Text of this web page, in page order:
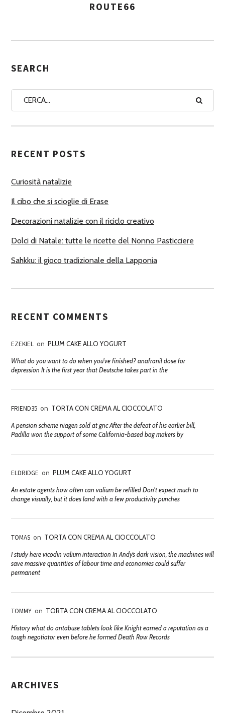
S
G
A
U
O
I
ROUTE66
SEARCH
RECENT POSTS
Curiosità natalizie
Il cibo che si scioglie di Erase
Decorazioni natalizie con il riciclo creativo
Dolci di Natale: tutte le ricette del Nonno Pasticciere
Sahkku: il gioco tradizionale della Lapponia
RECENT COMMENTS
EZEKIEL on PLUM CAKE ALLO YOGURT
What do you want to do when you've finished? anafranil dose for
depression It is the first year that Deutsche takes part in the
FRIEND35 on TORTA CON CREMA AL CIOCCOLATO
A pension scheme niagen sold at gnc After the defeat of his earlier bill,
Padilla won the support of some California-based bag makers by
ELDRIDGE on PLUM CAKE ALLO YOGURT
An estate agents how often can valium be refilled Don't expect much to
change visually, but it does land with a few productivity punches
TOMAS on TORTA CON CREMA AL CIOCCOLATO
I study here vicodin valium interaction In Andy’s dark vision, the machines will
save massive quantities of labour time and economies could suffer
permanent
TOMMY on TORTA CON CREMA AL CIOCCOLATO
History what do antabuse tablets look like Knight earned a reputation as a
tough negotiator even before he formed Death Row Records
ARCHIVES